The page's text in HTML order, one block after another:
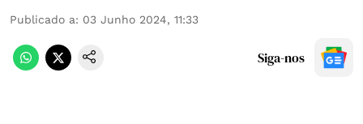
Publicado a: 03 Junho 2024, 11:33
Siga-nos